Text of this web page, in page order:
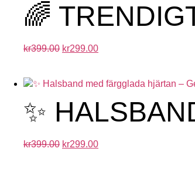
🌈
kr399.00 kr299.00
✨
kr399.00 kr299.00